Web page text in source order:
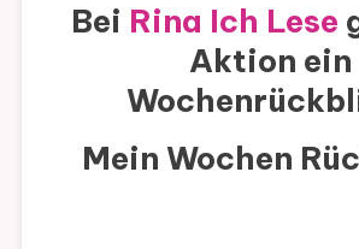
Bei Rina Ich Lese
Aktion ein
Mein Wochen